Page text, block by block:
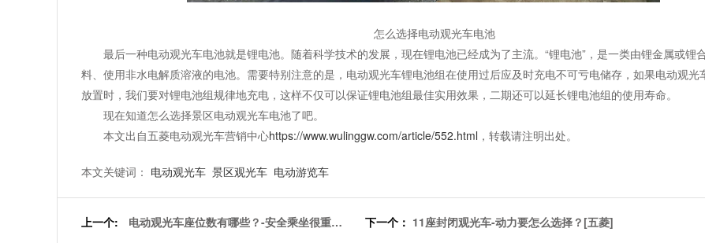
怎么选择电动观光车电池
最后一种电动观光车电池就是锂电池。随着科学技术的发展，现在锂电池已经成为了主流。“锂电池”，是一类由锂金属或锂
料、使用非水电解质溶液的电池。需要特别注意的是，电动观光车锂电池组在使用过后应及时充电不可亏电储存，如果电动观光
放置时，我们要对锂电池组规律地充电，这样不仅可以保证锂电池组最佳实用效果，二期还可以延长锂电池组的使用寿命。
现在知道怎么选择景区电动观光车电池了吧。
本文出自五菱电动观光车营销中心https://www.wulinggw.com/article/552.html ，转载请注明出处。
本文关键词： 电动观光车 景区观光车 电动游览车
上一个:
电动观光车座位数有哪些？-安全乘坐很重要
下一个： 11座封闭观光车-动力要怎么选择？[五菱]